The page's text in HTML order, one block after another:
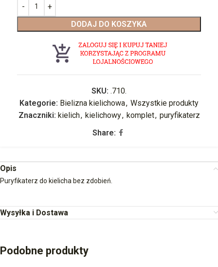
DODAJ DO KOSZYKA
SKU: .710.
Kategorie: Bielizna kielichowa, Wszystkie produkty
Znaczniki: kielich, kielichowy, komplet, puryfikaterz
Share:
Opis
Puryfikaterz do kielicha bez zdobień.
Wysyłka i Dostawa
Podobne produkty